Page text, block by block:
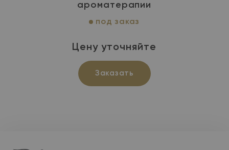
ароматерапии
под заказ
Цену уточняйте
Заказать